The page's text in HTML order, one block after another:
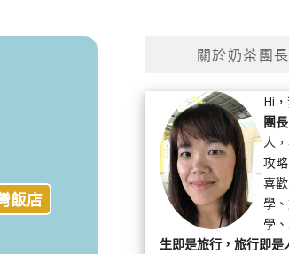
飯店
關於奶茶團
Hi
團長
人
攻
喜
學
學
生即是旅行，旅行即是